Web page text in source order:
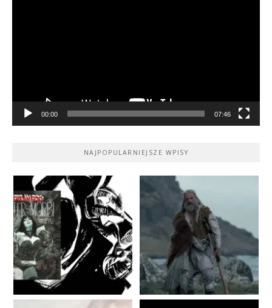
00:00 07:46
NAJPOPULARNIEJSZE WPISY